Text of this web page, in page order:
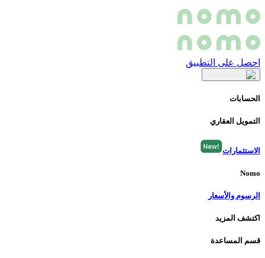
احصل على التطبيق
الحسابات
التمويل العقاري
الاستثمارات
Nomo
الرسوم والأسعار
اكتشف المزيد
قسم المساعدة